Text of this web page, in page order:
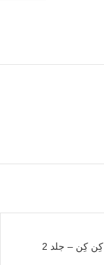
کِن – جلد 2